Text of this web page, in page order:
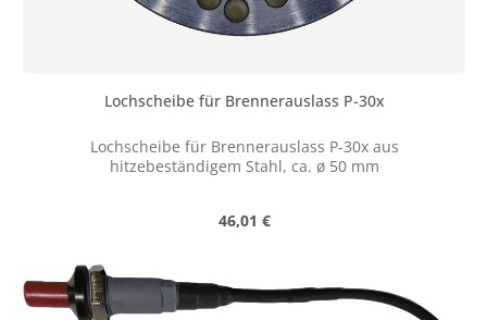
Lochscheibe für Brennerauslass P-30x
Lochscheibe für Brennerauslass P-30x aus
hitzebeständigem Stahl, ca. ø 50 mm
Regulärer Preis:
46,01 €